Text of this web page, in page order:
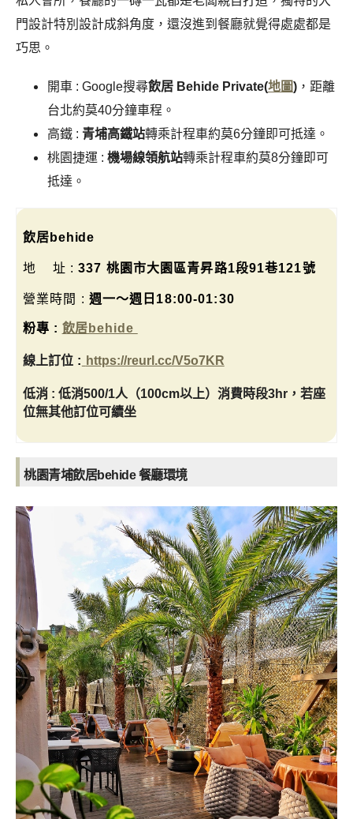
門設計特別設計成斜角度，還沒進到餐廳就覺得處處都是
巧思。
開車 : Google搜尋飲居 Behide Private(地圖) ，距離
台北約莫40分鐘車程。
高鐵 : 青埔高鐵站轉乘計程車約莫6分鐘即可抵達。
桃園捷運 : 機場線領航站轉乘計程車約莫8分鐘即可
抵達。
飲居behide
地 址 :337 桃園市大園區青昇路1段91巷121號
營業時間 : 週一～週日18:00-01:30
粉專 : 飲居behide
線上訂位 : https://reurl.cc/V5o7KR
低消 : 低消500/1人（100cm以上）消費時段3hr，若座
位無其他訂位可續坐
桃園青埔飲居behide 餐廳環境